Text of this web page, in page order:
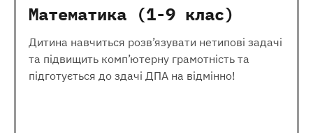
Математика (1-9 клас)
Дитина навчиться розв’язувати нетипові задачі
та підвищить комп’ютерну грамотність та
підготується до здачі ДПА на відмінно!